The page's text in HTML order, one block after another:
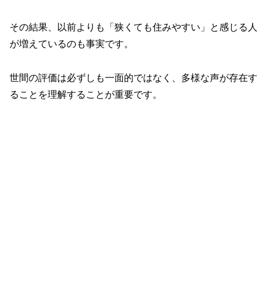
その結果、以前よりも「狭くても住みやすい」と感じる人
が増えているのも事実です。
世間の評価は必ずしも一面的ではなく、多様な声が存在す
ることを理解することが重要です。